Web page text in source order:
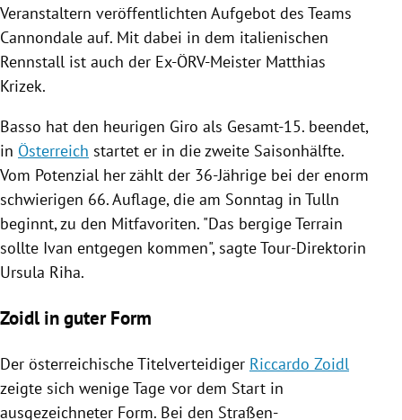
Veranstaltern veröffentlichten Aufgebot des Teams
Cannondale auf. Mit dabei in dem italienischen
Rennstall ist auch der Ex-ÖRV-Meister Matthias
Krizek.
Basso hat den heurigen Giro als Gesamt-15. beendet,
in Österreich startet er in die zweite Saisonhälfte.
Vom Potenzial her zählt der 36-Jährige bei der enorm
schwierigen 66. Auflage, die am Sonntag in Tulln
beginnt, zu den Mitfavoriten. "Das bergige Terrain
sollte Ivan entgegen kommen", sagte Tour-Direktorin
Ursula Riha.
Zoidl in guter Form
Der österreichische Titelverteidiger Riccardo Zoidl
zeigte sich wenige Tage vor dem Start in
ausgezeichneter Form. Bei den Straßen­